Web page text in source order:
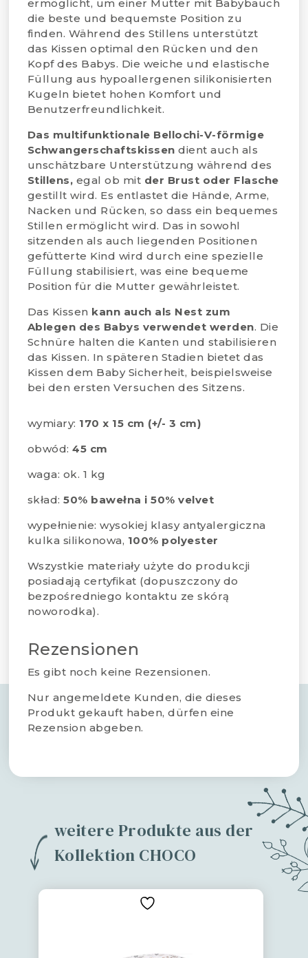
ermöglicht, um einer Mutter mit Babybauch
die beste und bequemste Position zu
finden. Während des Stillens unterstützt
das Kissen optimal den Rücken und den
Kopf des Babys. Die weiche und elastische
Füllung aus hypoallergenen silikonisierten
Kugeln bietet hohen Komfort und
Benutzerfreundlichkeit.
Das multifunktionale Bellochi-V-förmige
Schwangerschaftskissen dient auch als
unschätzbare Unterstützung während des
Stillens, egal ob mit der Brust oder Flasche
gestillt wird. Es entlastet die Hände, Arme,
Nacken und Rücken, so dass ein bequemes
Stillen ermöglicht wird. Das in sowohl
sitzenden als auch liegenden Positionen
gefütterte Kind wird durch eine spezielle
Füllung stabilisiert, was eine bequeme
Position für die Mutter gewährleistet.
Das Kissen kann auch als Nest zum
Ablegen des Babys verwendet werden. Die
Schnüre halten die Kanten und stabilisieren
das Kissen. In späteren Stadien bietet das
Kissen dem Baby Sicherheit, beispielsweise
bei den ersten Versuchen des Sitzens.
wymiary: 170 x 15 cm (+/- 3 cm)
obwód:45 cm
waga: ok. 1 kg
skład:50% bawełna i 50% velvet
wypełnienie: wysokiej klasy antyalergiczna
kulka silikonowa, 100% polyester
Wszystkie materiały użyte do produkcji
posiadają certyfikat (dopuszczony do
bezpośredniego kontaktu ze skórą
noworodka).
Rezensionen
Es gibt noch keine Rezensionen.
Nur angemeldete Kunden, die dieses
Produkt gekauft haben, dürfen eine
Rezension abgeben.
weitere Produkte aus der
Kollektion CHOCO